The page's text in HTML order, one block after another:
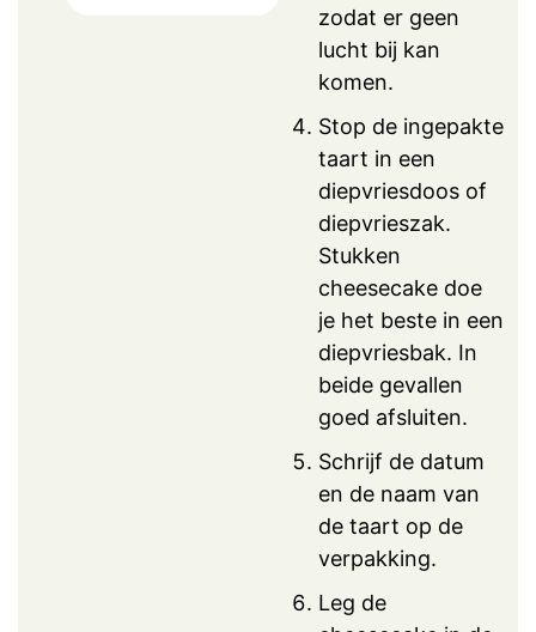
zodat er geen
lucht bij kan
komen.
Stop de ingepakte
taart in een
diepvriesdoos of
diepvrieszak.
Stukken
cheesecake doe
je het beste in een
diepvriesbak. In
beide gevallen
goed afsluiten.
Schrijf de datum
en de naam van
de taart op de
verpakking.
Leg de